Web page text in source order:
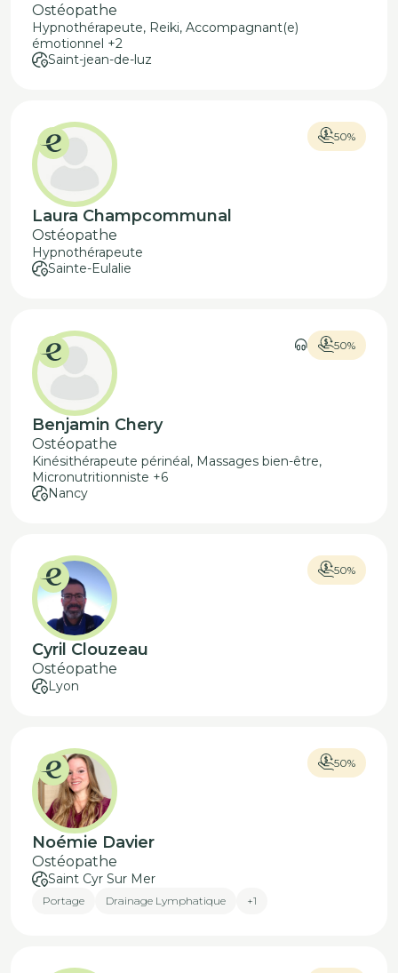
Ostéopathe
Hypnothérapeute, Reiki, Accompagnant(e)
émotionnel +2
Saint-jean-de-luz
50%
Laura Champcommunal
Ostéopathe
Hypnothérapeute
Sainte-Eulalie
50%
Benjamin Chery
Ostéopathe
Kinésithérapeute périnéal, Massages bien-être,
Micronutritionniste +6
Nancy
50%
Cyril Clouzeau
Ostéopathe
Lyon
50%
Noémie Davier
Ostéopathe
Saint Cyr Sur Mer
Portage Drainage Lymphatique +1